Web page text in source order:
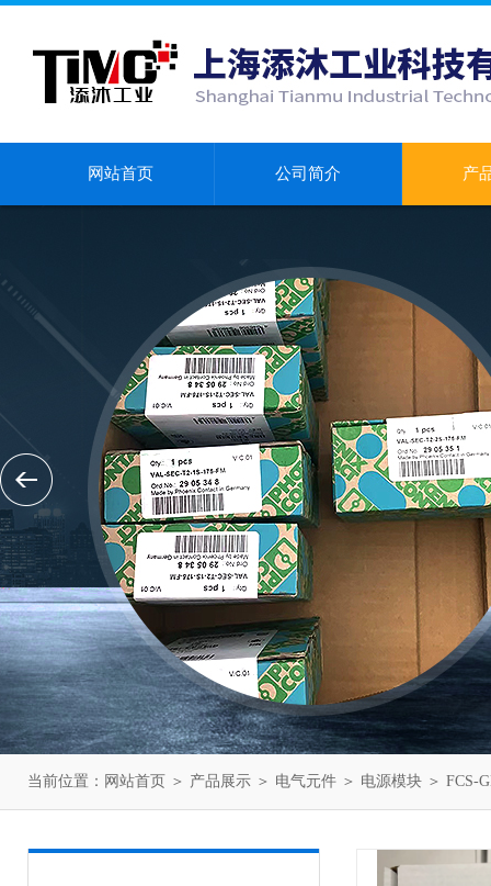
网站首页 公司简介 产
当前位置： 网站首页 ＞ 产品展示 ＞ 电气元件 ＞ 电源模块 ＞ FCS-